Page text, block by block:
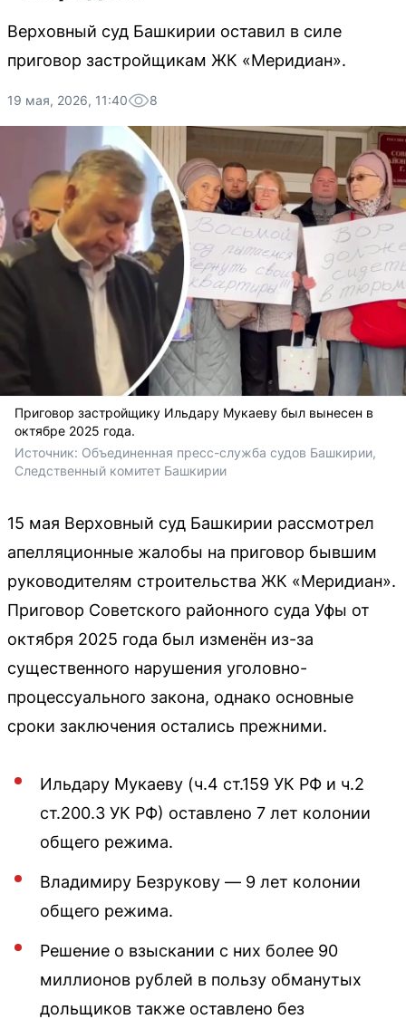
Верховный суд Башкирии оставил в силе
приговор застройщикам ЖК «Меридиан».
19 мая, 2026, 11:40 8
Приговор застройщику Ильдару Мукаеву был вынесен в
октябре 2025 года.
Источник: Объединенная пресс-служба судов Башкирии,
Следственный комитет Башкирии
15 мая Верховный суд Башкирии рассмотрел
апелляционные жалобы на приговор бывшим
руководителям строительства ЖК «Меридиан».
Приговор Советского районного суда Уфы от
октября 2025 года был изменён из-за
существенного нарушения уголовно-
процессуального закона, однако основные
сроки заключения остались прежними.
Ильдару Мукаеву (ч.4 ст.159 УК РФ и ч.2
ст.200.3 УК РФ) оставлено 7 лет колонии
общего режима.
Владимиру Безрукову — 9 лет колонии
общего режима.
Решение о взыскании с них более 90
миллионов рублей в пользу обманутых
дольщиков также оставлено без